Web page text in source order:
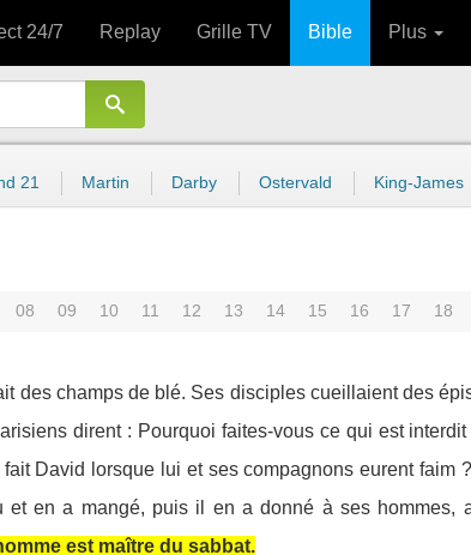
24/7 Replay Grille TV Bible Plus
21 Martin Darby Ostervald King-James
08 09 10 11 12 13 14 15 16 17 18
des champs de blé. Ses disciples cueillaient des
dirent : Pourquoi faites-vous ce qui est
David lorsque lui et ses compagnons eurent faim ?
et en a mangé, puis il en a donné à ses hommes,
est maître du sabbat.